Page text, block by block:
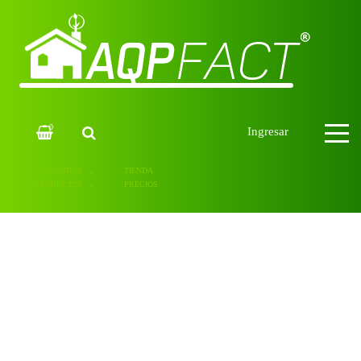
Ingresar
0
NOSOTROS
TIENDA
PRODUCTOS
PRECIOS